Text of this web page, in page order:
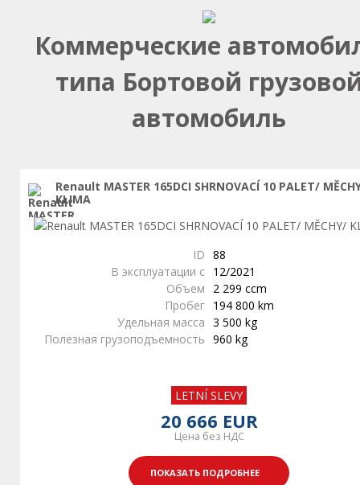
Коммерческие
типа Бортовой
автомобиль
Renault MASTER 165DCI SHRNOVACÍ 10 PALET/
KLIMA
ID 88
В эксплуатации с 12/2021
Объем
2 299 ccm
Пробег 194 800 km
Удельная масса 3 500 kg
Полезная грузоподъемность 960 kg
LETNÍ SLEVY
20 666 EUR
Цена без НДС
ПОКАЗАТЬ ПОДРОБНЕЕ